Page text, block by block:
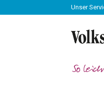
Unser Service -
Unser